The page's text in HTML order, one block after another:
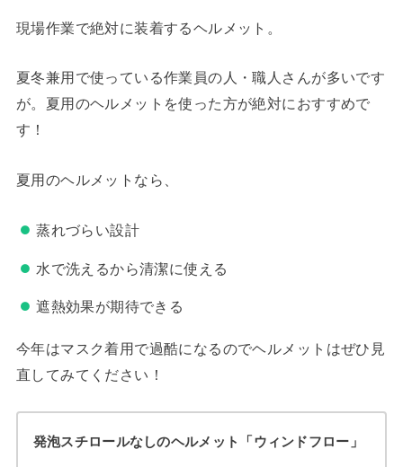
現場作業で絶対に装着するヘルメット。
夏冬兼用で使っている作業員の人・職人さんが多いです
が。夏用のヘルメットを使った方が絶対におすすめで
す！
夏用のヘルメットなら、
蒸れづらい設計
水で洗えるから清潔に使える
遮熱効果が期待できる
今年はマスク着用で過酷になるのでヘルメットはぜひ見
直してみてください！
発泡スチロールなしのヘルメット「ウィンドフロー」